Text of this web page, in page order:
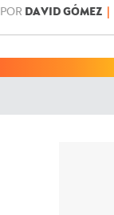
POR DAVID GÓMEZ |